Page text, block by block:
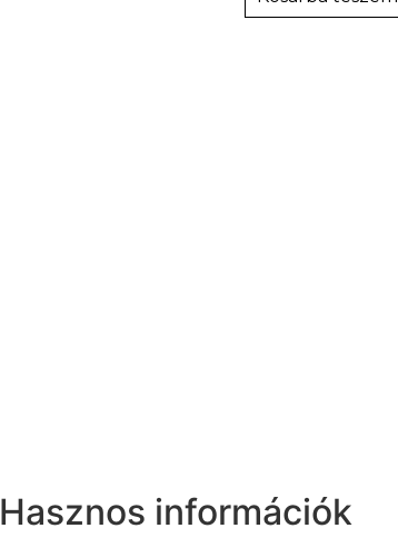
Hasznos információk